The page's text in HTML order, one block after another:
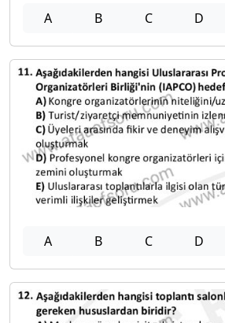
A B C D
A B C D